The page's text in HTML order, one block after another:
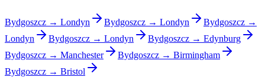
Bydgoszcz → Londyn Bydgoszcz → Londyn
Bydgoszcz →
Londyn
Bydgoszcz → Londyn
Bydgoszcz → Edynburg
Bydgoszcz → Manchester
Bydgoszcz → Birmingham
Bydgoszcz → Bristol